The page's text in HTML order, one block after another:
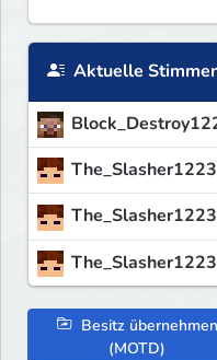
Aktuelle
The_Slasher1223
The_Slasher1223
The_Slasher1223
Besitz übernehmen
(MOTD)